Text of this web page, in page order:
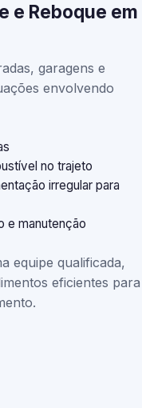
e Reboque em
garagens e
envolvendo
no trajeto
irregular para
e manutenção
equipe qualificada,
eficientes para